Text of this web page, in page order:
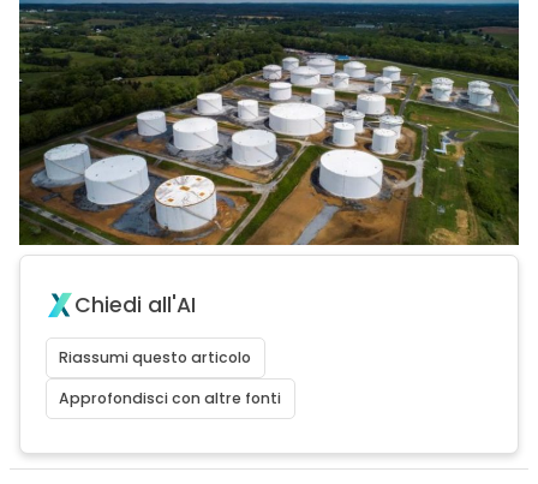
Chiedi all'AI
Riassumi questo articolo
Approfondisci con altre fonti